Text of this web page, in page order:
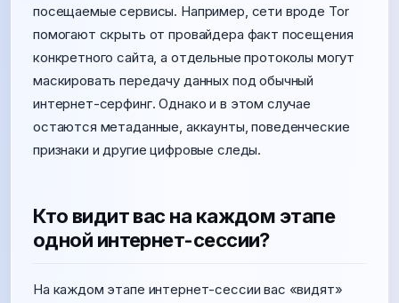
посещаемые сервисы. Например, сети вроде Tor
помогают скрыть от провайдера факт посещения
конкретного сайта, а отдельные протоколы могут
маскировать передачу данных под обычный
интернет-серфинг. Однако и в этом случае
остаются метаданные, аккаунты, поведенческие
признаки и другие цифровые следы.
Кто видит вас на каждом этапе
одной интернет-сессии?
На каждом этапе интернет-сессии вас «видят»